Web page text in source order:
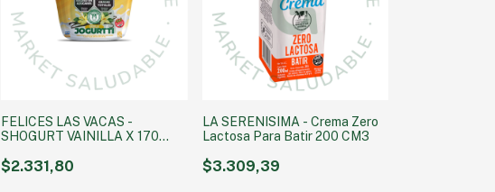
FELICES LAS VACAS -
SHOGURT VAINILLA X 170
$2.331,80
LA SERENISIMA - Crema Zero
Lactosa Para Batir 200 CM3
$3.309,39